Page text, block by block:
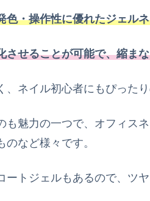
色・操作性に優れたジェル
させることが可能で、縮ま
ネイル初心者にもぴった
も魅力の一つで、オフィス
など様々です。
ートジェルもあるので、ツ